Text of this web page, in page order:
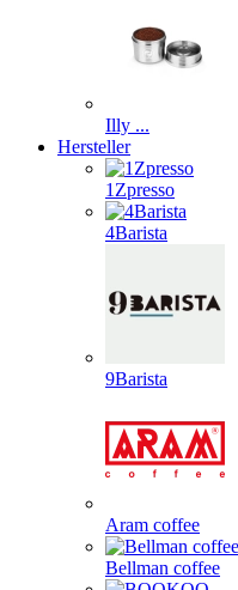
Illy ...
Hersteller
1Zpresso
4Barista
9Barista
Aram coffee
Bellman coffee